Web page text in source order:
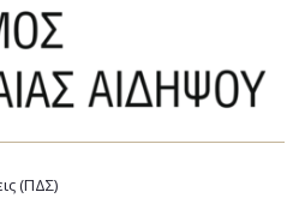
(ΠΔΣ)